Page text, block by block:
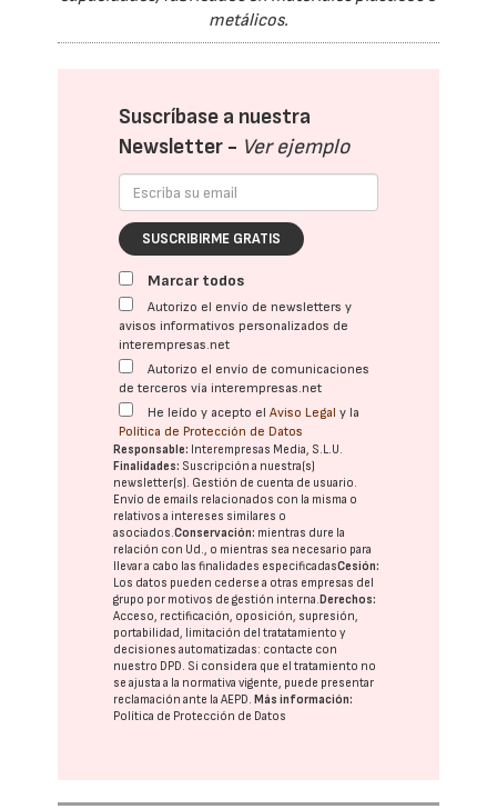
metálicos.
Suscríbase a nuestra
Newsletter - Ver ejemplo
SUSCRIBIRME GRATIS
Marcar todos
Autorizo el envío de newsletters y
avisos informativos personalizados de
interempresas.net
Autorizo el envío de comunicaciones
de terceros vía interempresas.net
He leído y acepto elAviso Legal y la
Política de Protección de Datos
Responsable: Interempresas Media, S.L.U.
Finalidades: Suscripción a nuestra(s)
newsletter(s). Gestión de cuenta de usuario.
Envío de emails relacionados con la misma o
relativos a intereses similares o
asociados.Conservación: mientras dure la
relación con Ud., o mientras sea necesario para
llevar a cabo las finalidades especificadasCesión:
Los datos pueden cederse a otras empresas del
grupo por motivos de gestión interna. Derechos:
Acceso, rectificación, oposición, supresión,
portabilidad, limitación del tratatamiento y
decisiones automatizadas: contacte con
nuestro DPD. Si considera que el tratamiento no
se ajusta a la normativa vigente, puede presentar
reclamación ante laAEPD. Más información:
Política de Protección de Datos